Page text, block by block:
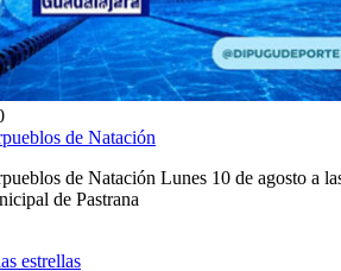
de Natación
de Natación Lunes 10 de agosto a
de Pastrana
estrellas